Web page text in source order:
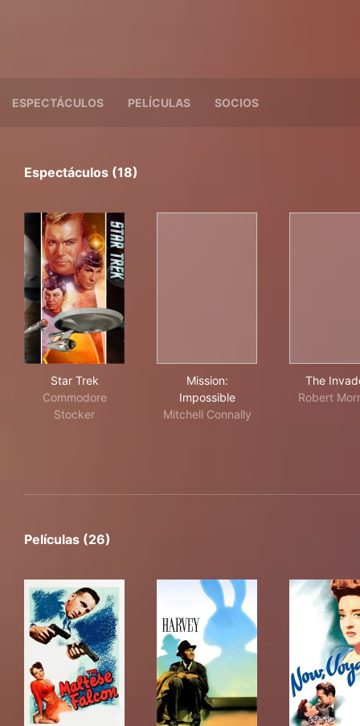
ESPECTÁCULOS PELÍCULAS SOCIOS
Espectáculos (18)
Star Trek
Commodore
Stocker
Mission:
Impossible
Mitchell Connally
The
Robert
Películas (26)